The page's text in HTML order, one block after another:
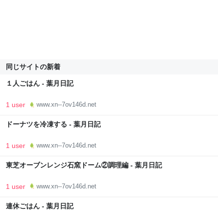
同じサイトの新着
１人ごはん - 葉月日記
1 user www.xn--7ov146d.net
ドーナツを冷凍する - 葉月日記
1 user www.xn--7ov146d.net
東芝オーブンレンジ石窯ドーム②調理編 - 葉月日記
1 user www.xn--7ov146d.net
連休ごはん - 葉月日記